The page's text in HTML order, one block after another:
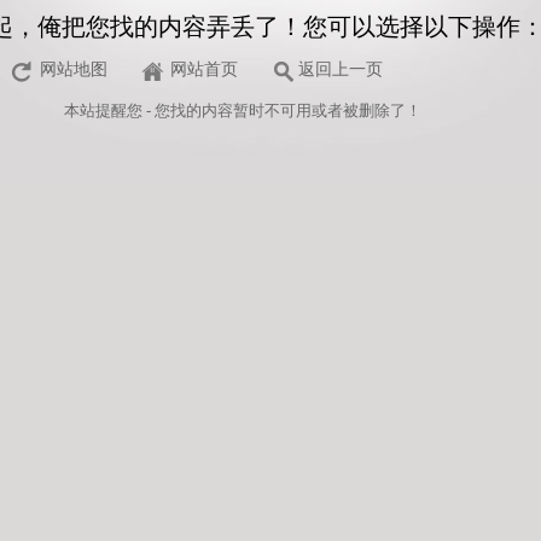
，俺把您找的内容弄丢了！您可以选择以下操作
网站地图 网站首页 返回上一页
本站提醒您 - 您找的内容暂时不可用或者被删除了！